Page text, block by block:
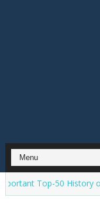
50 History of the